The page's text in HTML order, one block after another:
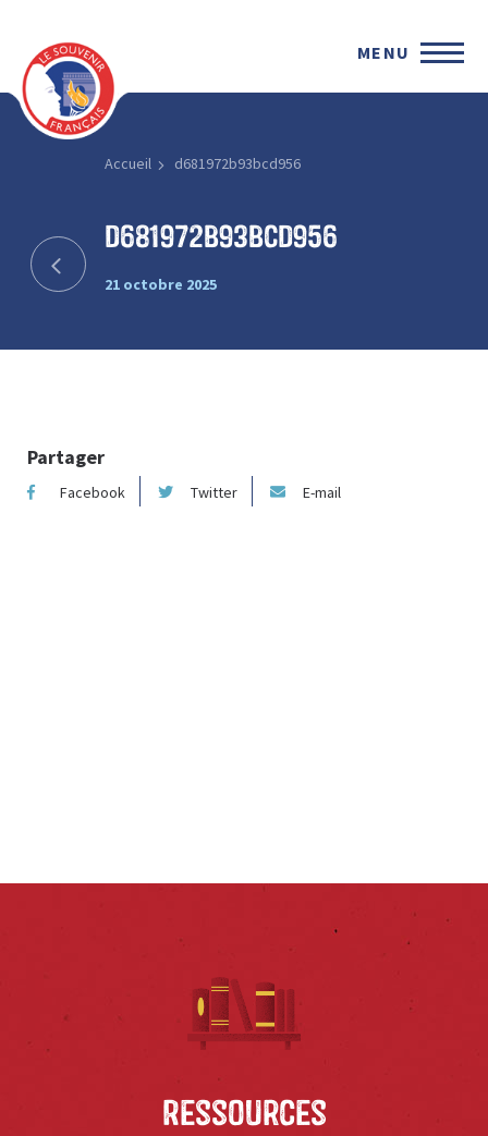
MENU
Accueil d681972b93bcd956
d681972b93bcd956
21 octobre 2025
Partager
Facebook Twitter E-mail
Ressources